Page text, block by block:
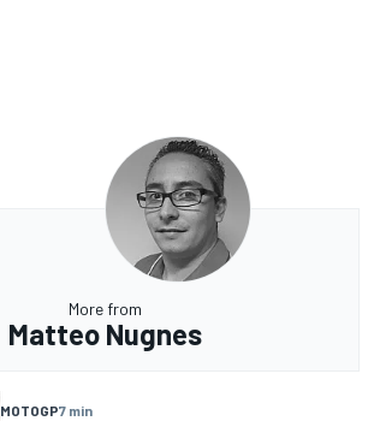
More from
Matteo Nugnes
MOTOGP7 min